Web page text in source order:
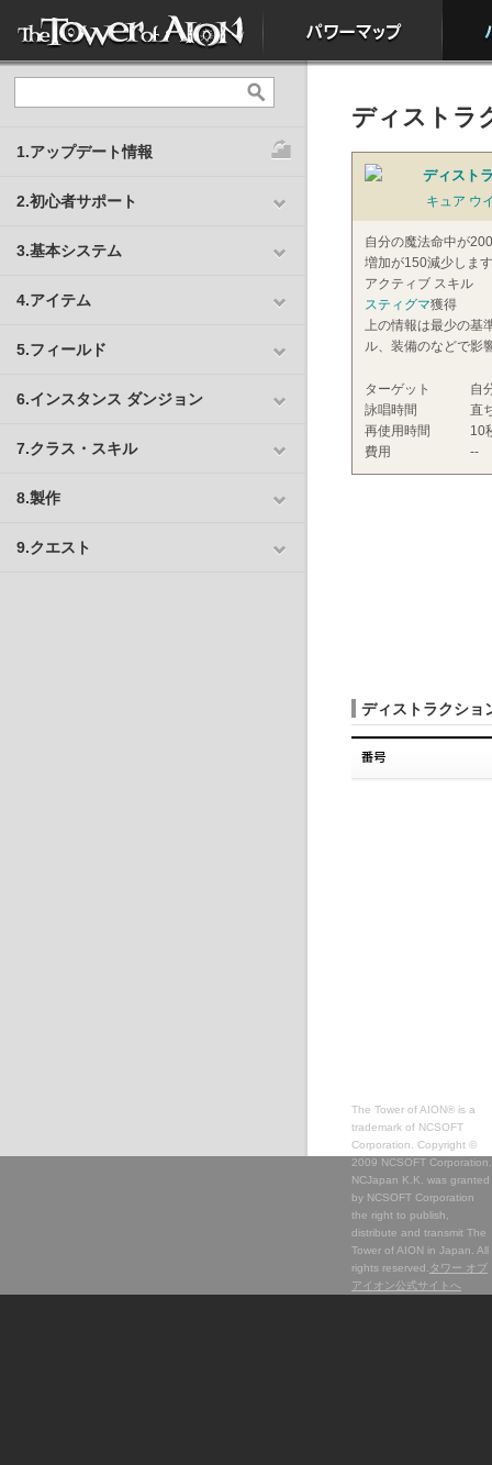
1.アップデート情報
2.初心者サポート
3.基本システム
4.アイテム
5.フィールド
6.インスタンス ダンジョン
7.クラス・スキル
8.製作
9.クエスト
ディストラ
ディスト
キュア ウ
自分の魔法命中が
増加が150減少しま
アクティブ スキル
スティグマ獲得
上の情報は最少の基
ル、装備のなどで影
ターゲット
自
詠唱時間
直
再使用時間
10
費用
--
ディストラクショ
The Tower of AION® is a
trademark of NCSOFT
Corporation. Copyright ©
2009 NCSOFT Corporation.
NCJapan K.K. was granted
by NCSOFT Corporation
the right to publish,
distribute and transmit The
Tower of AION in Japan. All
rights reserved. タワー オブ
アイオン公式サイトへ